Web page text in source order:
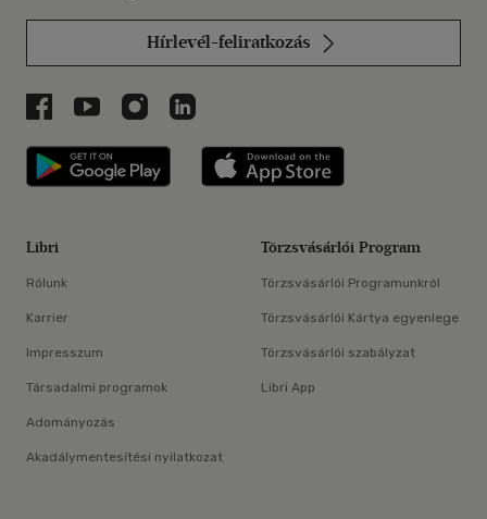
Hírlevél-feliratkozás
Libri a Facebookon
Libri a Youtube-on
Libri az Instagramon
Libri a LinkedInen
Libri applikáció Szerezd meg: Google
Libri
Rólunk
Karrier
Impresszum
Társadalmi programok
Adományozás
Akadálymentesítési nyilatkozat
Törzsvásárlói Program
Törzsvásárlói Programunkról
Törzsvásárlói Kártya egyenlege
Törzsvásárlói szabályzat
Libri App